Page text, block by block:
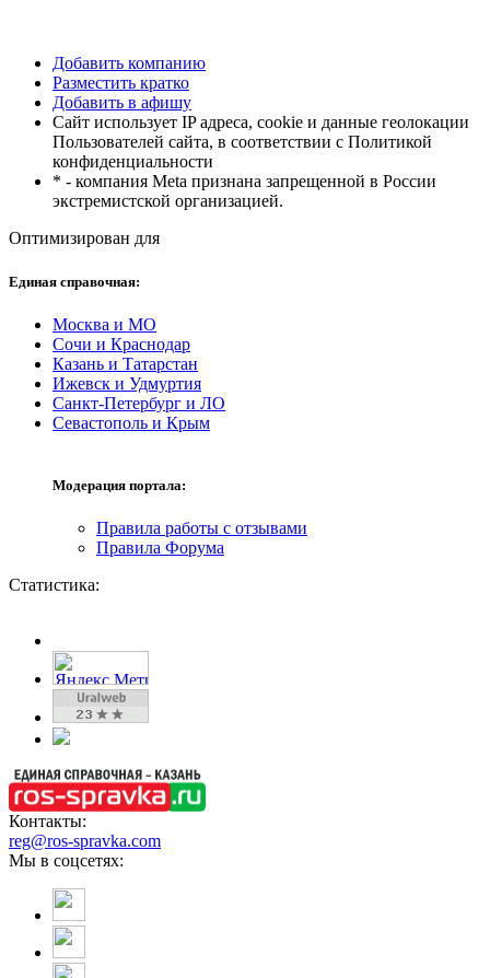
Добавить компанию
Разместить кратко
Добавить в афишу
Сайт использует IP адреса, cookie и данные геолокации
Пользователей сайта, в соответствии с Политикой
конфиденциальности
* - компания Meta признана запрещенной в России
экстремистской организацией.
Оптимизирован для
Единая справочная:
Москва и МО
Сочи и Краснодар
Казань и Татарстан
Ижевск и Удмуртия
Санкт-Петербург и ЛО
Севастополь и Крым
Модерация портала:
Правила работы с отзывами
Правила Форума
Статистика:
Контакты:
reg@ros-spravka.com
Мы в соцсетях: